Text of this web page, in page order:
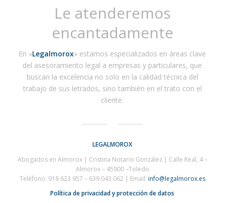
Le atenderemos
encantadamente
En «Legalmorox» estamos especializados en áreas clave
del asesoramiento legal a empresas y particulares, que
buscan la excelencia no solo en la calidad técnica del
trabajo de sus letrados, sino también en el trato con el
cliente.
LEGALMOROX
Abogados en Almorox | Cristina Notario González | Calle Real, 4 –
Almorox – 45900 –Toledo
Teléfono: 918 623 957 – 639 043 062 | Email: info@legalmorox.es
Política de privacidad y protección de datos